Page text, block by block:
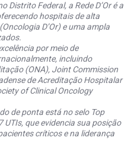
Distrito Federal, a Rede D’Or é a
hospitais de alta
D’Or) e uma ampla
por meio de
incluindo
(ONA), Joint Commission
de Acreditação Hospitalar
of Clinical Oncology
de ponta está no selo Top
que evidencia sua posição
críticos e na liderança